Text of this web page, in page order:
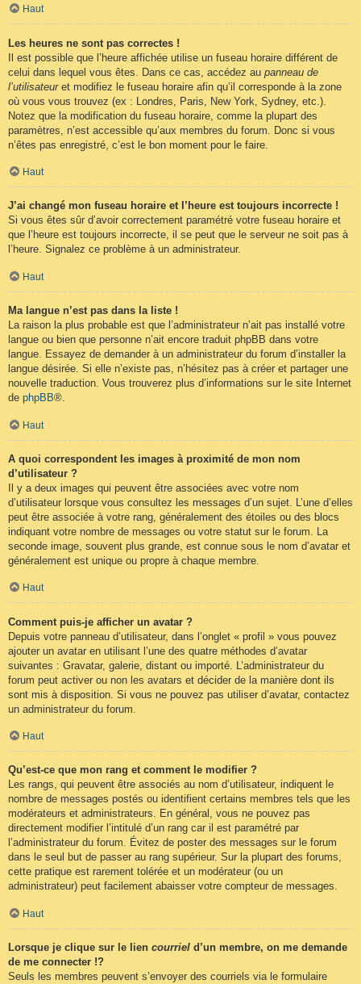
Haut
Les heures ne sont pas correctes !
Il est possible que l’heure affichée utilise un fuseau horaire différent de
celui dans lequel vous êtes. Dans ce cas, accédez au panneau de
l’utilisateuret modifiez le fuseau horaire afin qu’il corresponde à la zone
où vous vous trouvez (ex : Londres, Paris, New York, Sydney, etc.).
Notez que la modification du fuseau horaire, comme la plupart des
paramètres, n’est accessible qu’aux membres du forum. Donc si vous
n’êtes pas enregistré, c’est le bon moment pour le faire.
Haut
J’ai changé mon fuseau horaire et l’heure est toujours incorrecte !
Si vous êtes sûr d’avoir correctement paramétré votre fuseau horaire et
que l’heure est toujours incorrecte, il se peut que le serveur ne soit pas à
l’heure. Signalez ce problème à un administrateur.
Haut
Ma langue n’est pas dans la liste !
La raison la plus probable est que l’administrateur n’ait pas installé votre
langue ou bien que personne n’ait encore traduit phpBB dans votre
langue. Essayez de demander à un administrateur du forum d’installer la
langue désirée. Si elle n’existe pas, n’hésitez pas à créer et partager une
nouvelle traduction. Vous trouverez plus d’informations sur le site Internet
de phpBB®.
Haut
A quoi correspondent les images à proximité de mon nom
d’utilisateur ?
Il y a deux images qui peuvent être associées avec votre nom
d’utilisateur lorsque vous consultez les messages d’un sujet. L’une d’elles
peut être associée à votre rang, généralement des étoiles ou des blocs
indiquant votre nombre de messages ou votre statut sur le forum. La
seconde image, souvent plus grande, est connue sous le nom d’avatar et
généralement est unique ou propre à chaque membre.
Haut
Comment puis-je afficher un avatar ?
Depuis votre panneau d’utilisateur, dans l’onglet « profil » vous pouvez
ajouter un avatar en utilisant l’une des quatre méthodes d’avatar
suivantes : Gravatar, galerie, distant ou importé. L’administrateur du
forum peut activer ou non les avatars et décider de la manière dont ils
sont mis à disposition. Si vous ne pouvez pas utiliser d’avatar, contactez
un administrateur du forum.
Haut
Qu’est-ce que mon rang et comment le modifier ?
Les rangs, qui peuvent être associés au nom d’utilisateur, indiquent le
nombre de messages postés ou identifient certains membres tels que les
modérateurs et administrateurs. En général, vous ne pouvez pas
directement modifier l’intitulé d’un rang car il est paramétré par
l’administrateur du forum. Évitez de poster des messages sur le forum
dans le seul but de passer au rang supérieur. Sur la plupart des forums,
cette pratique est rarement tolérée et un modérateur (ou un
administrateur) peut facilement abaisser votre compteur de messages.
Haut
Lorsque je clique sur le lien courriel d’un membre, on me demande
de me connecter !?
Seuls les membres peuvent s’envoyer des courriels via le formulaire